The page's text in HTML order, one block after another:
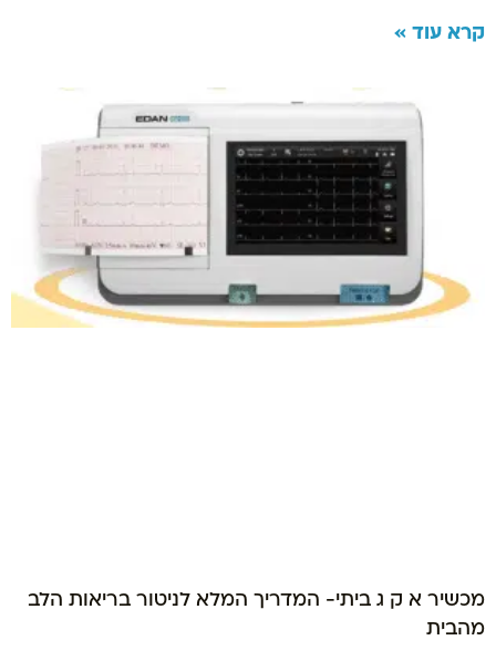
קרא עוד »
מכשיר א ק ג ביתי- המדריך המלא לניטור בריאות הלב
מהבית